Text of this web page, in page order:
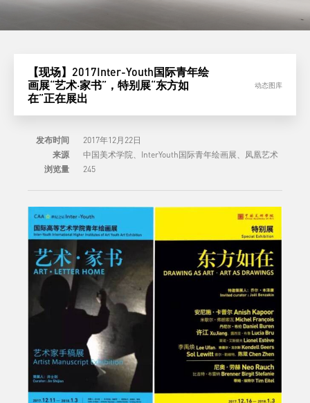
【现场】2017Inter-Youth国际青年绘
画展“艺术·家书”，特别展“东方如
在”正在展出
动态图库
发布时间
2017年12月22日
来源
中国美术学院、InterYouth国际青年绘画展、凤凰艺术
浏览量
245